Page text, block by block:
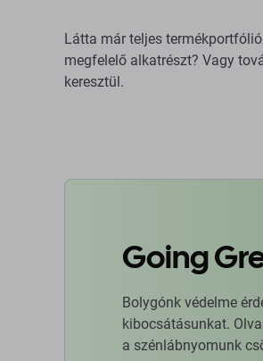
Látta már teljes
megfelelő alkatrészt? Vagy
keresztül.
Going
Bolygónk védelme
kibocsátásunkat.
a szénlábnyomunk